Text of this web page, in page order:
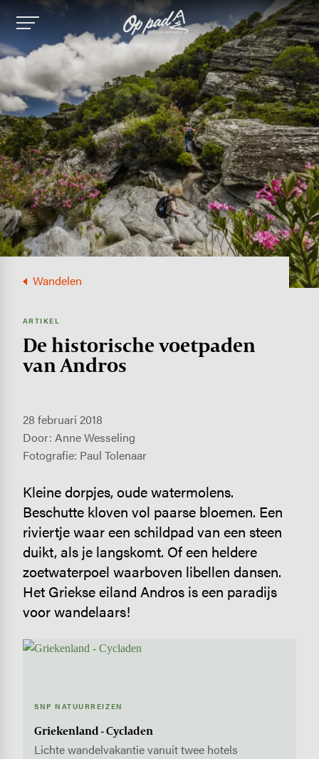
Image
Wandelen
ARTIKEL
De historische voetpaden
van Andros
28 februari 2018
Door: Anne Wesseling
Fotografie: Paul Tolenaar
SNP NATUURREIZEN
Griekenland - Cycladen
Lichte wandelvakantie vanuit twee hotels
Kleine dorpjes, oude watermolens.
Beschutte kloven vol paarse bloemen. Een
riviertje waar een schildpad van een steen
duikt, als je langskomt. Of een heldere
zoetwaterpoel waarboven libellen dansen.
Het Griekse eiland Andros is een paradijs
voor wandelaars!